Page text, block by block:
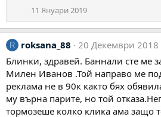
11 Януари 2019
R roksana_88
20 Декември 2018
Блинки, здравей. Баннали сте ме
Милен Иванов .Той направо ме
реклама не в 90к както бях
му върна парите, но той
тормозеше колко клика ама защо